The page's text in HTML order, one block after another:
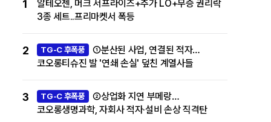
1
알테오젠, 머크 서프라이즈+추가 LO+무증 권리락
3종 세트..프리마켓서 폭등
2 TG-C 후폭풍
①분산된 사업, 연결된 적자…
코오롱티슈진 발 '연쇄 손실' 덮친 계열사들
3 TG-C 후폭풍
②상업화 지연 부메랑…
코오롱생명과학, 자회사 적자·설비 손상 직격탄